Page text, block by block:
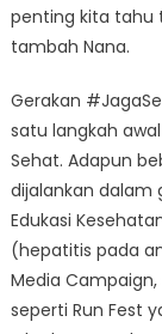
penting kita tahu
tambah Nana.
Gerakan
satu langkah
Sehat. Adapun
dijalankan dalam
Edukasi
(hepatitis pada
Media
seperti Run Fest